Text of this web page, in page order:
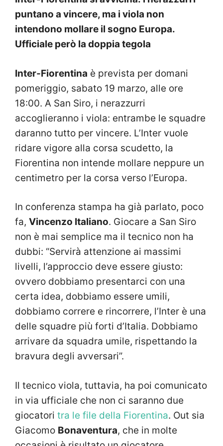
puntano a vincere, ma i viola non
intendono mollare il sogno Europa.
Ufficiale però la doppia tegola
Inter-Fiorentina è prevista per domani
pomeriggio, sabato 19 marzo, alle ore
18:00. A San Siro, i nerazzurri
accoglieranno i viola: entrambe le squadre
daranno tutto per vincere. L’Inter vuole
ridare vigore alla corsa scudetto, la
Fiorentina non intende mollare neppure un
centimetro per la corsa verso l’Europa.
In conferenza stampa ha già parlato, poco
fa, Vincenzo Italiano. Giocare a San Siro
non è mai semplice ma il tecnico non ha
dubbi: “Servirà attenzione ai massimi
livelli, l’approccio deve essere giusto:
ovvero dobbiamo presentarci con una
certa idea, dobbiamo essere umili,
dobbiamo correre e rincorrere, l’Inter è una
delle squadre più forti d’Italia. Dobbiamo
arrivare da squadra umile, rispettando la
bravura degli avversari”.
Il tecnico viola, tuttavia, ha poi comunicato
in via ufficiale che non ci saranno due
giocatori tra le file della Fiorentina. Out sia
Giacomo Bonaventura, che in molte